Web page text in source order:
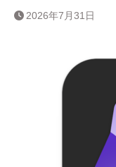
2026年7月31日